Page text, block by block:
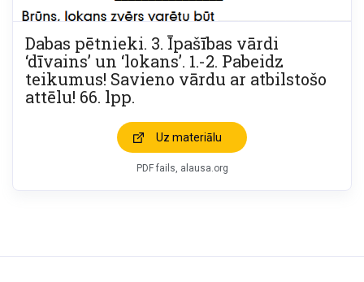
Dabas pētnieki. 3. Īpašības vārdi
‘dīvains’ un ‘lokans’. 1.-2. Pabeidz
teikumus! Savieno vārdu ar atbilstošo
attēlu! 66. lpp.
Uz materiālu
PDF fails, alausa.org